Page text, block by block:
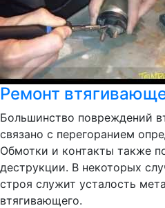
Ремонт
Большинство повреждений
связано с перегоранием
Обмотки и контакты также
деструкции. В некоторых
строя служит усталость
втягивающего.